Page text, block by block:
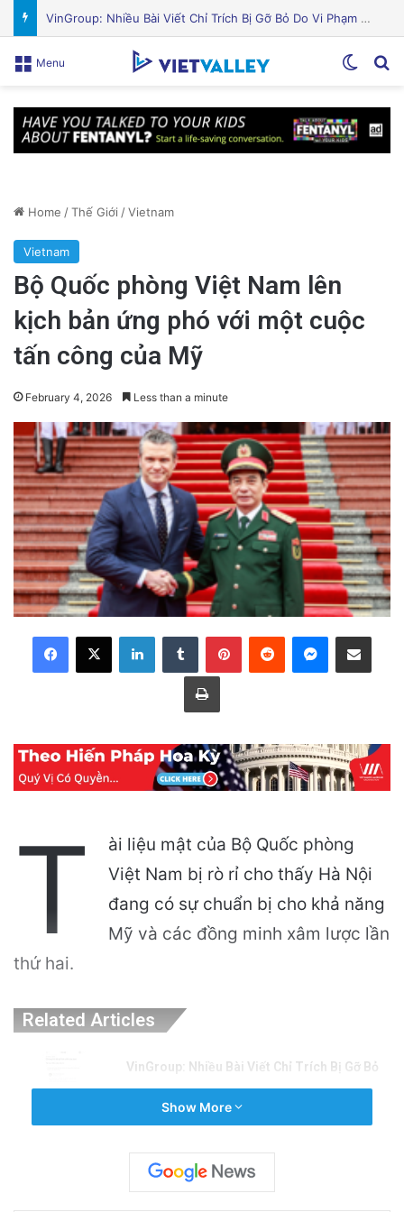
Nguyên Nhân Gây Nổ Tên Lửa Trên Bệ Phóng: Hé Lộ Từ Blue Origin
Menu
Home /Thế Giới /Vietnam
Vietnam
Bộ Quốc phòng Việt Nam lên
kịch bản ứng phó với một cuộc
tấn công của Mỹ
February 4, 2026 Less than a minute
LinkedInTumblr PinterestReddit Messenger
Share via Email
Print
T
ài liệu mật của Bộ Quốc phòng
Việt Nam bị rò rỉ cho thấy Hà Nội
đang có sự chuẩn bị cho khả năng
Mỹ và các đồng minh xâm lược lần
thứ hai.
Related Articles
VinGroup: Nhiều Bài Viết Chỉ Trích Bị Gỡ Bỏ
Điện Ảnh Bùng Nổ Cảm Xúc: Tại Sao
Hollywood Đang Đón Nhận Tình Dục Một
Show More